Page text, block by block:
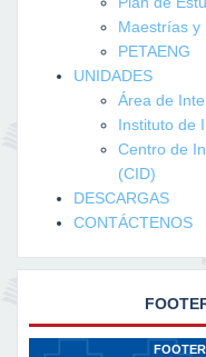
Maestrías y
PETAENG
UNIDADES
Área de
Instituto de
Centro de
(CID)
DESCARGAS
CONTÁCTENOS